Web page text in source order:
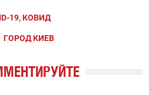
19, КОВИД
ГОРОД КИЕВ